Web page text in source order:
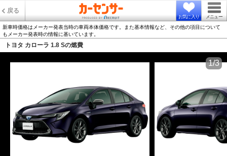
戻る
お気に入り メニュー
新車時価格はメーカー発表当時の車両本体価格です。また基本情報など、その他の項目について
もメーカー発表時の情報に基いています。
トヨタ カローラ 1.8 Sの燃費
1/3